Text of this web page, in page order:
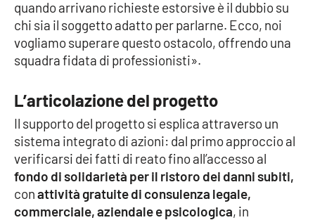
SPECIALI
Buona Sanità Calabria
CALABRIAVISIONE
Destinazioni
Eventi
Food
quando arrivano richieste estorsive è il dubbio su
chi sia il soggetto adatto per parlarne. Ecco, noi
vogliamo superare questo ostacolo, offrendo una
squadra fidata di professionisti».
L’articolazione del progetto
Il supporto del progetto si esplica attraverso un
sistema integrato di azioni: dal primo approccio al
verificarsi dei fatti di reato fino all’accesso al
fondo di solidarietà per il ristoro dei danni subiti,
conattività gratuite di consulenza legale,
commerciale, aziendale e psicologica, in